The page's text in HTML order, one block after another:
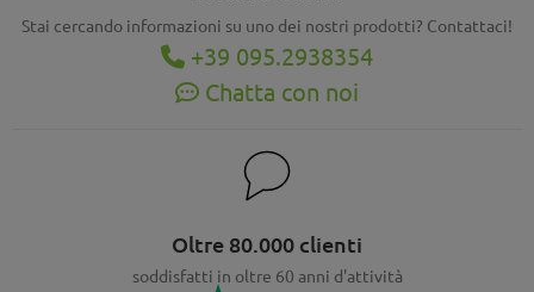
Stai cercando informazioni su uno dei nostri prodotti? Contattaci!
+39 095.2938354
Chatta con noi
Oltre 80.000 clienti
soddisfatti in oltre 60 anni d'attività